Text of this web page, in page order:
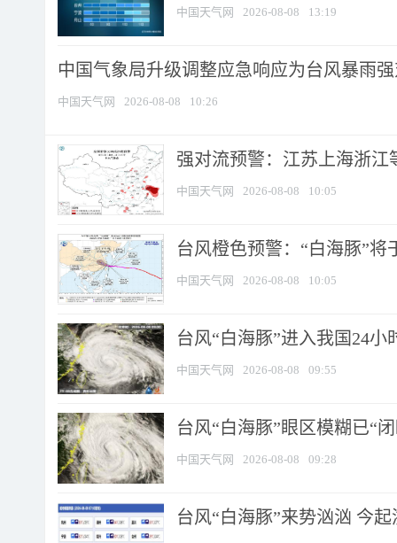
中国天气网 2026-08-08 13:19
中国气象局升级调整应急响应为台风暴雨
中国天气网 2026-08-08 10:26
强对流预警：江苏上海浙江
中国天气网 2026-08-08 10:05
台风橙色预警：“白海豚”将
中国天气网 2026-08-08 10:05
台风“白海豚”进入我国24
中国天气网 2026-08-08 09:55
台风“白海豚”眼区模糊已“
中国天气网 2026-08-08 09:28
台风“白海豚”来势汹汹 今